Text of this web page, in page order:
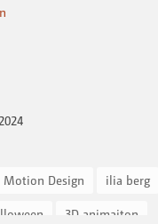
Motion Design ilia berg
3D animaiton